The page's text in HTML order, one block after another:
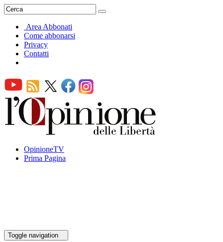
Area Abbonati
Come abbonarsi
Privacy
Contatti
OpinioneTV
Prima Pagina
Toggle navigation